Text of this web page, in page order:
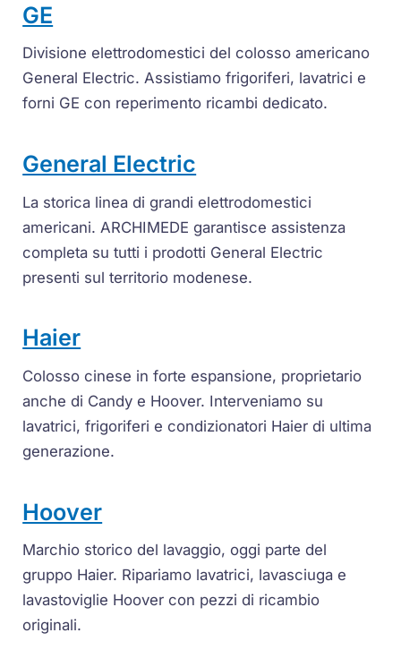
GE
Divisione elettrodomestici del colosso americano
General Electric. Assistiamo frigoriferi, lavatrici e
forni GE con reperimento ricambi dedicato.
General Electric
La storica linea di grandi elettrodomestici
americani. ARCHIMEDE garantisce assistenza
completa su tutti i prodotti General Electric
presenti sul territorio modenese.
Haier
Colosso cinese in forte espansione, proprietario
anche di Candy e Hoover. Interveniamo su
lavatrici, frigoriferi e condizionatori Haier di ultima
generazione.
Hoover
Marchio storico del lavaggio, oggi parte del
gruppo Haier. Ripariamo lavatrici, lavasciuga e
lavastoviglie Hoover con pezzi di ricambio
originali.